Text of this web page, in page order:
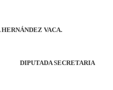
VACA.
DIPUTADA SECRETARIA